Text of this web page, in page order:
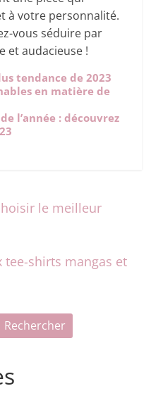
à votre personnalité.
vous séduire par
et audacieuse !
tendance de 2023
en matière de
l’année : découvrez
le meilleur
tee-shirts mangas et
Rechercher